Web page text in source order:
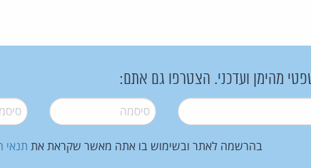
מהימן ועדכני. הצטרפו גם אתם:
סיסמה* סיסמה
בהרשמה לאתר ובשימוש בו אתה מאשר שקראת את תנאי